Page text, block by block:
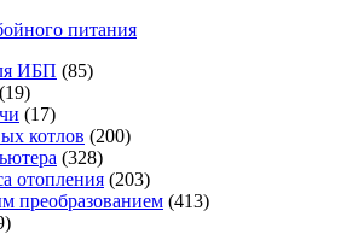
питания
ИБП (85)
(19)
(17)
котлов (200)
(328)
отопления (203)
преобразованием (413)